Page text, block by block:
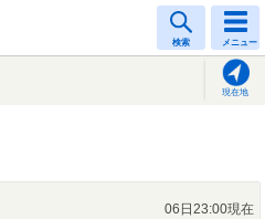
検索 メニュー
現在地
06日23:00現在